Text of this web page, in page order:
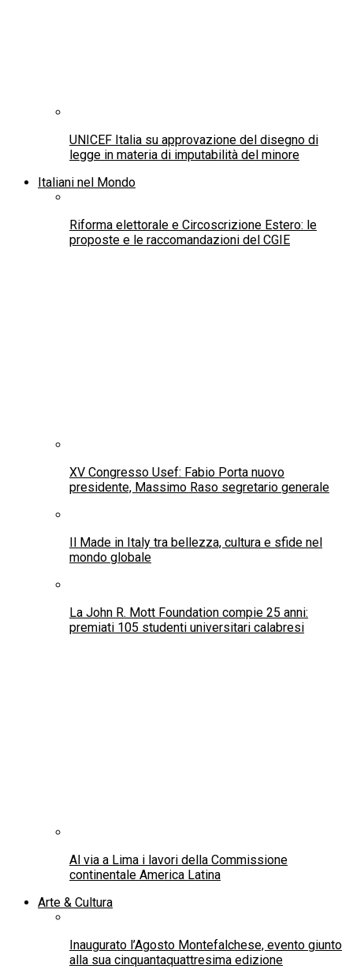
UNICEF Italia su approvazione del disegno di
legge in materia di imputabilità del minore
Italiani nel Mondo
Riforma elettorale e Circoscrizione Estero: le
proposte e le raccomandazioni del CGIE
XV Congresso Usef: Fabio Porta nuovo
presidente, Massimo Raso segretario generale
Il Made in Italy tra bellezza, cultura e sfide nel
mondo globale
La John R. Mott Foundation compie 25 anni:
premiati 105 studenti universitari calabresi
Al via a Lima i lavori della Commissione
continentale America Latina
Arte & Cultura
Inaugurato l’Agosto Montefalchese, evento giunto
alla sua cinquantaquattresima edizione